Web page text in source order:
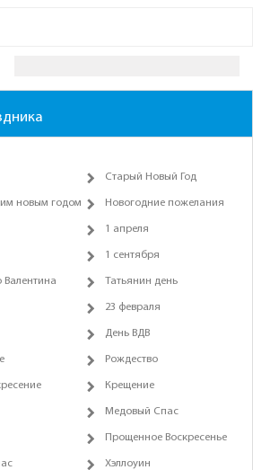
Старый Новый Год
новым годом Новогодние пожелания
1 апреля
1 сентября
Валентина Татьянин день
23 февраля
День ВДВ
Рождество
Крещение
Медовый Спас
Прощенное Воскресенье
Хэллоуин